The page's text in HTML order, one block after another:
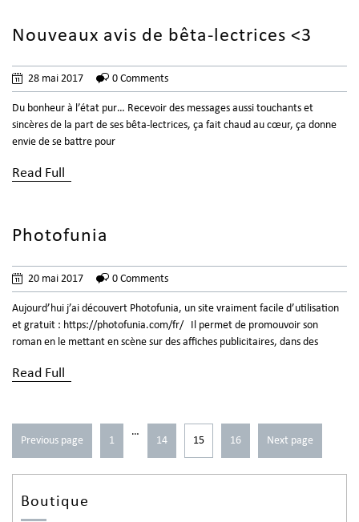
Nouveaux avis de bêta-lectrices <3
28 mai 2017 0 Comments
Du bonheur à l’état pur… Recevoir des messages aussi touchants et
sincères de la part de ses bêta-lectrices, ça fait chaud au cœur, ça donne
envie de se battre pour
Read Full
Photofunia
20 mai 2017 0 Comments
Aujourd’hui j’ai découvert Photofunia, un site vraiment facile d’utilisation
et gratuit : https://photofunia.com/fr/ Il permet de promouvoir son
roman en le mettant en scène sur des affiches publicitaires, dans des
Read Full
Previous page 1
…
14 15 16 Next page
Boutique